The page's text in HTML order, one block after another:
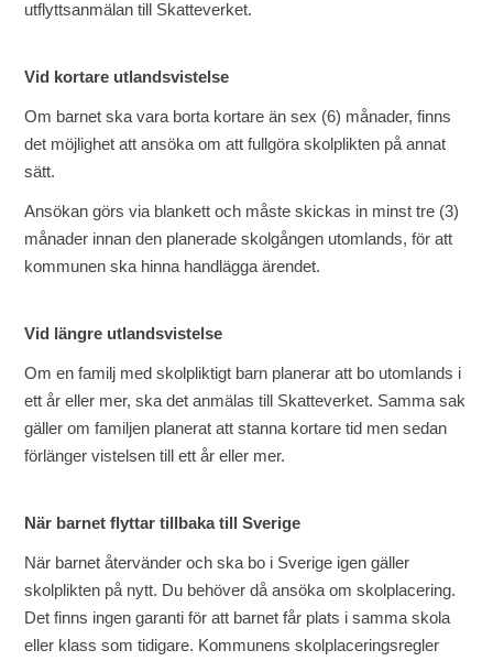
utflyttsanmälan till Skatteverket.
Vid kortare utlandsvistelse
Om barnet ska vara borta kortare än sex (6) månader, finns
det möjlighet att ansöka om att fullgöra skolplikten på annat
sätt.
Ansökan görs via blankett och måste skickas in minst tre (3)
månader innan den planerade skolgången utomlands, för att
kommunen ska hinna handlägga ärendet.
Vid längre utlandsvistelse
Om en familj med skolpliktigt barn planerar att bo utomlands i
ett år eller mer, ska det anmälas till Skatteverket. Samma sak
gäller om familjen planerat att stanna kortare tid men sedan
förlänger vistelsen till ett år eller mer.
När barnet flyttar tillbaka till Sverige
När barnet återvänder och ska bo i Sverige igen gäller
skolplikten på nytt. Du behöver då ansöka om skolplacering.
Det finns ingen garanti för att barnet får plats i samma skola
eller klass som tidigare. Kommunens skolplaceringsregler